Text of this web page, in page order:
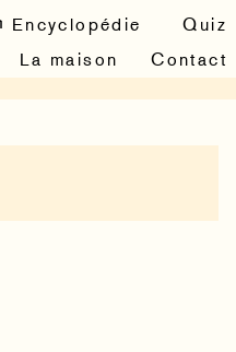
Encyclopédie
Quiz
La maison Contact